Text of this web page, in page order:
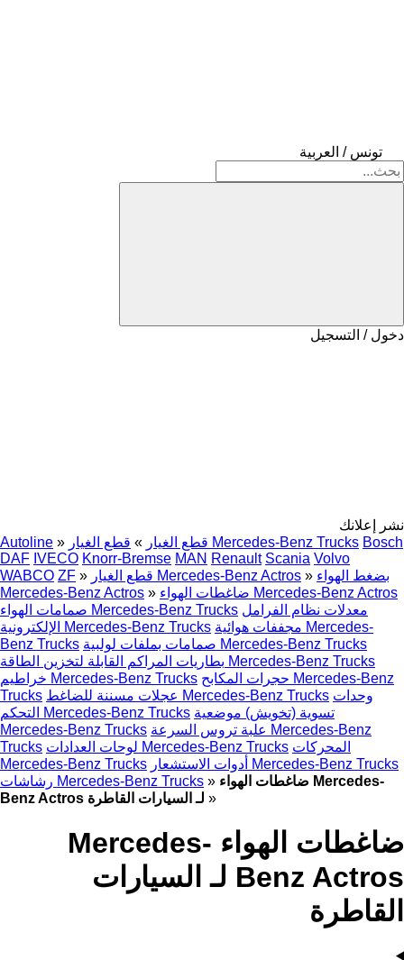
تونس / العربية
دخول / التسجيل
نشر إعلانك
Autoline » قطع الغيار » قطع الغيار Mercedes-Benz Trucks Bosch
DAF IVECO Knorr-Bremse MAN Renault Scania Volvo
WABCO ZF » قطع الغيار Mercedes-Benz Actros » بضغط الهواء
Mercedes-Benz Actros »
ضاغطات الهواء Mercedes-Benz Actros
صمامات الهواء Mercedes-Benz Trucks معدلات نظام الفرامل
الإلكترونية Mercedes-Benz Trucks مجففات هوائية Mercedes-
Benz Trucks
صمامات بملفات لولبية Mercedes-Benz Trucks
بطاريات المراكم القابلة لتخزين الطاقة Mercedes-Benz Trucks
خراطيم Mercedes-Benz Trucks حجرات المكابح Mercedes-Benz
Trucks
عجلات مسننة للضاغط Mercedes-Benz Trucks وحدات
التحكم Mercedes-Benz Trucks تسوية (تخويش) موضعية
Mercedes-Benz Trucks علبة تروس السرعة Mercedes-Benz
Trucks
لوحات العدادات Mercedes-Benz Trucks المحركات
Mercedes-Benz Trucks
أدوات الاستشعار Mercedes-Benz Trucks
رشاشات Mercedes-Benz Trucks » ضاغطات الهواء Mercedes-
Benz Actros لـ السيارات القاطرة »
ضاغطات الهواء Mercedes-
Benz Actros لـ السيارات
القاطرة